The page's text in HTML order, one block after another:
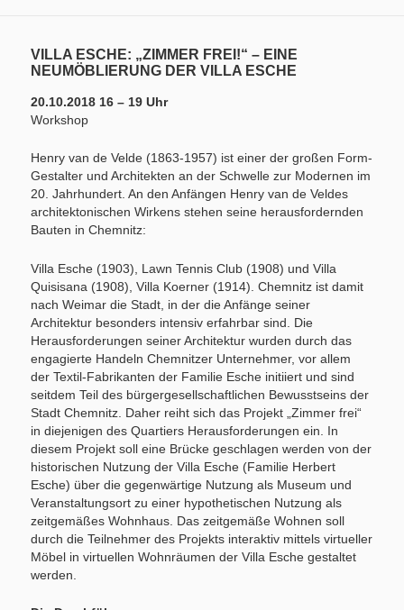
VILLA ESCHE: „ZIMMER FREI!“ – EINE
NEUMÖBLIERUNG DER VILLA ESCHE
20.10.2018 16 – 19 Uhr
Workshop
Henry van de Velde (1863-1957) ist einer der großen Form-
Gestalter und Architekten an der Schwelle zur Modernen im
20. Jahrhundert. An den Anfängen Henry van de Veldes
architektonischen Wirkens stehen seine herausfordernden
Bauten in Chemnitz:
Villa Esche (1903), Lawn Tennis Club (1908) und Villa
Quisisana (1908), Villa Koerner (1914). Chemnitz ist damit
nach Weimar die Stadt, in der die Anfänge seiner
Architektur besonders intensiv erfahrbar sind. Die
Herausforderungen seiner Architektur wurden durch das
engagierte Handeln Chemnitzer Unternehmer, vor allem
der Textil-Fabrikanten der Familie Esche initiiert und sind
seitdem Teil des bürgergesellschaftlichen Bewusstseins der
Stadt Chemnitz. Daher reiht sich das Projekt „Zimmer frei“
in diejenigen des Quartiers Herausforderungen ein. In
diesem Projekt soll eine Brücke geschlagen werden von der
historischen Nutzung der Villa Esche (Familie Herbert
Esche) über die gegenwärtige Nutzung als Museum und
Veranstaltungsort zu einer hypothetischen Nutzung als
zeitgemäßes Wohnhaus. Das zeitgemäße Wohnen soll
durch die Teilnehmer des Projekts interaktiv mittels virtueller
Möbel in virtuellen Wohnräumen der Villa Esche gestaltet
werden.